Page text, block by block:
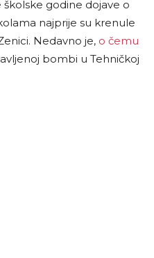
godine dojave o
najprije su krenule
Nedavno je, o čemu
bombi u Tehničkoj